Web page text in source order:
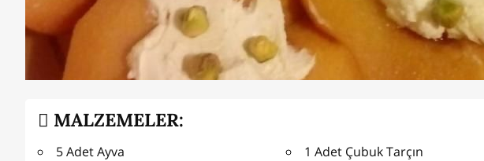
MALZEMELER:
5 Adet Ayva
1 Adet Çubuk Tarçın